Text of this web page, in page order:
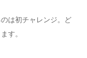
は初チャレンジ。ど
す。